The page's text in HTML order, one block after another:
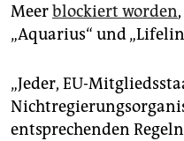
Meerblockiert worden
„Aquarius“ und
„Jeder, EU-
entsprechenden